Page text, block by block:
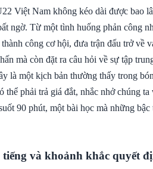
Việt Nam không kéo dài được bao
ngờ. Từ một tình huống phản công
công cơ hội, đưa trận đấu trở về
mà còn đặt ra câu hỏi về sự tập
là một kịch bản thường thấy trong
thể phải trả giá đắt, nhắc nhở chúng
90 phút, một bài học mà những
và khoảnh khắc quyết